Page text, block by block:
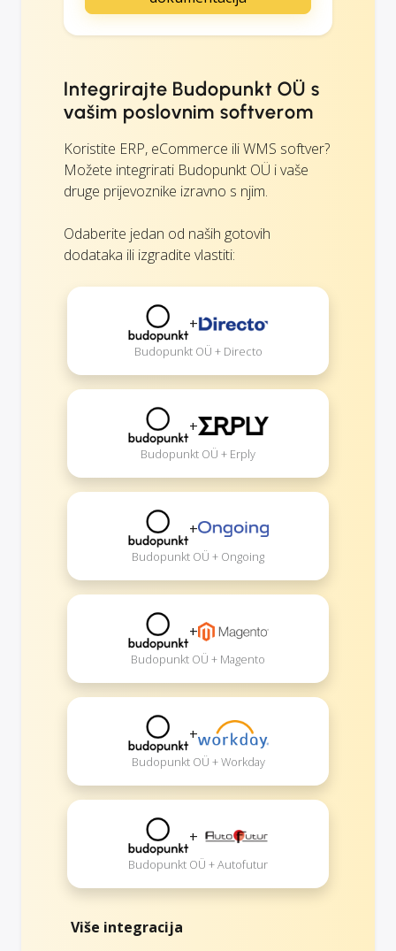
Integrirajte Budopunkt OÜ s
vašim poslovnim softverom
Koristite ERP, eCommerce ili WMS softver?
Možete integrirati Budopunkt OÜ i vaše
druge prijevoznike izravno s njim.
Odaberite jedan od naših gotovih
dodataka ili izgradite vlastiti:
+
Budopunkt OÜ + Directo
+
Budopunkt OÜ + Erply
+
Budopunkt OÜ + Ongoing
+
Budopunkt OÜ + Magento
+
Budopunkt OÜ + Workday
+
Budopunkt OÜ + Autofutur
Više integracija